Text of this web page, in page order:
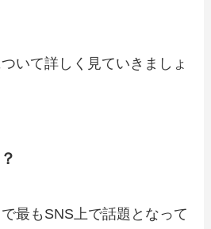
いて詳しく見ていきましょ
最もSNS上で話題となって